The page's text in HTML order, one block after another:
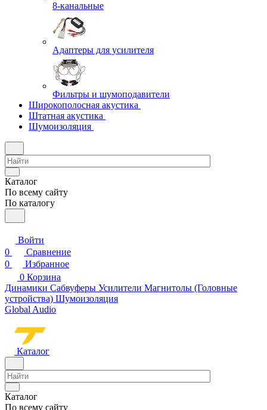
8-канальные
Адаптеры для усилителя
Фильтры и шумоподавители
Широкополосная акустика
Штатная акустика
Шумоизоляция
Каталог
По всему сайту
По каталогу
Войти
0
Сравнение
0
Избранное
0 Корзина
Динамики Сабвуферы Усилители Магнитолы (Головные
устройства) Шумоизоляция
Global Audio
Каталог
Каталог
По всему сайту